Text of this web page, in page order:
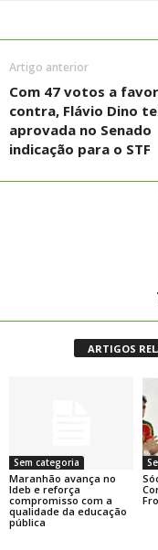
Artigo anterior
Com 47 votos a
contra, Flávio Dino
aprovada no Senado
indicação para o STF
ARTIGOS
Sem categoria
Maranhão avança no
Ideb e reforça
compromisso com a
qualidade da educação
pública